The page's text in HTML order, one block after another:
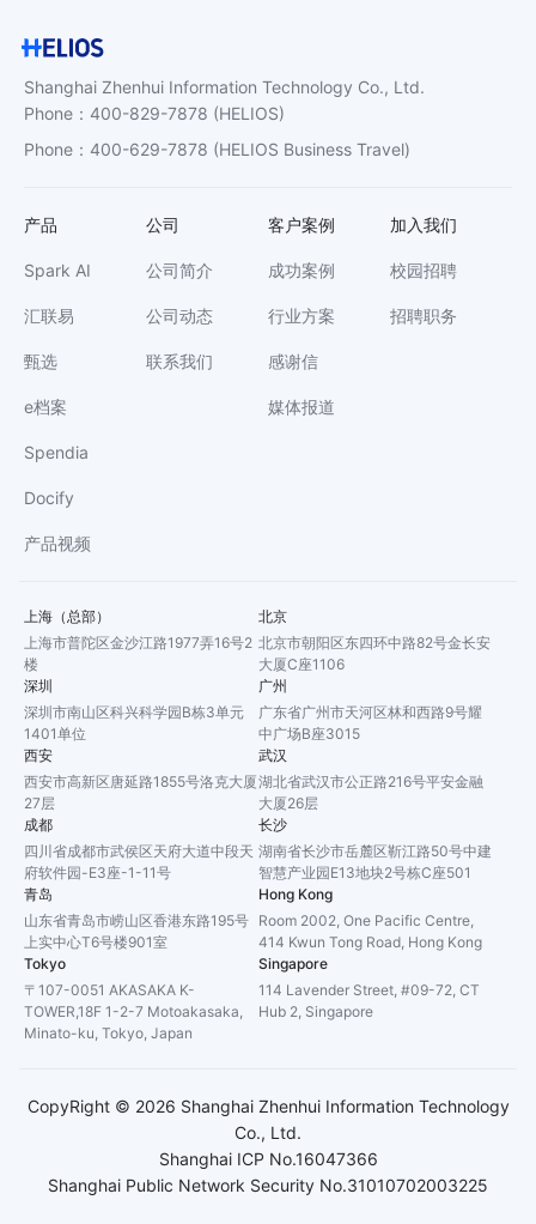
Shanghai Zhenhui Information Technology Co., Ltd.
Phone ： 400-829-7878 (HELIOS)
Phone ： 400-629-7878 (HELIOS Business Travel)
产品
Spark AI
汇联易
甄选
e档案
Spendia
Docify
产品视频
公司
公司简介
公司动态
联系我们
客户案例
成功案例
行业方案
感谢信
媒体报道
加入我们
校园招聘
招聘职务
上海（总部）
上海市普陀区金沙江路1977弄16号2
楼
北京
北京市朝阳区东四环中路82号金长安
大厦C座1106
深圳
深圳市南山区科兴科学园B栋3单元
1401单位
广州
广东省广州市天河区林和西路9号耀
中广场B座3015
西安
西安市高新区唐延路1855号洛克大厦
27层
武汉
湖北省武汉市公正路216号平安金融
大厦26层
成都
四川省成都市武侯区天府大道中段天
府软件园-E3座-1-11号
长沙
湖南省长沙市岳麓区靳江路50号中建
智慧产业园E13地块2号栋C座501
青岛
山东省青岛市崂山区香港东路195号
上实中心T6号楼901室
Hong Kong
Room 2002, One Pacific Centre,
414 Kwun Tong Road, Hong Kong
Tokyo
〒107-0051 AKASAKA K-
TOWER,18F 1-2-7 Motoakasaka,
Minato-ku, Tokyo, Japan
Singapore
114 Lavender Street, #09-72, CT
Hub 2, Singapore
Shanghai ICP No.16047366
Shanghai Public Network Security No.31010702003225
CopyRight © 2026 Shanghai Zhenhui Information Technology
Co., Ltd.